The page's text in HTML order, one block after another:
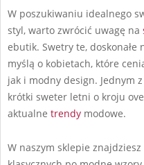
W poszukiwaniu idealnego
styl, warto zwrócić uwagę na
ebutik. Swetry te, doskonałe
myślą o kobietach, które
jak i modny design. Jednym
krótki sweter letni o kroju
aktualne trendy modowe.
W naszym sklepie